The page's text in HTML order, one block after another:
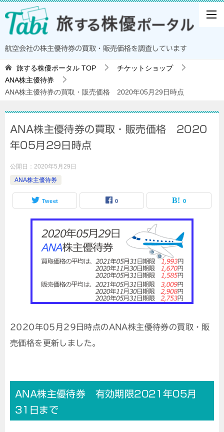
航空会社の株主優待券の買取・販売価格を調査しています
旅する株優ポータル TOP
チケットショップ
ANA株主優待券
ANA株主優待券の買取・販売価格 2020年05月29日時点
ANA株主優待券の買取・販売価格 2020
年05月29日時点
公開日： 2020年5月29日
ANA株主優待券
Tweet 0 0
2020年05月29日時点のANA株主優待券の買取・販
売価格を更新しました。
ANA株主優待券 有効期限2021年05月
31日まで